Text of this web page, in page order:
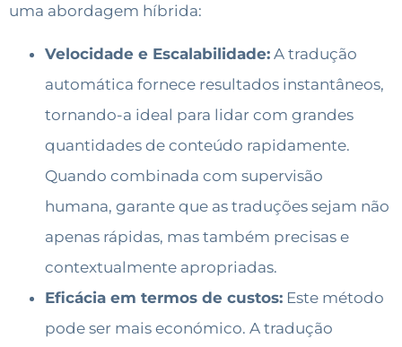
uma abordagem híbrida:
Velocidade e Escalabilidade: A tradução
automática fornece resultados instantâneos,
tornando-a ideal para lidar com grandes
quantidades de conteúdo rapidamente.
Quando combinada com supervisão
humana, garante que as traduções sejam não
apenas rápidas, mas também precisas e
contextualmente apropriadas.
Eficácia em termos de custos: Este método
pode ser mais económico. A tradução